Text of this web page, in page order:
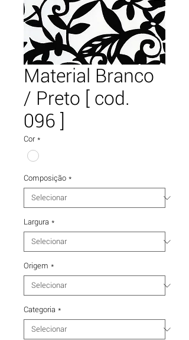
Material Branco
/ Preto [ cod.
096 ]
Cor *
Composição *
Largura *
Origem *
Categoria *